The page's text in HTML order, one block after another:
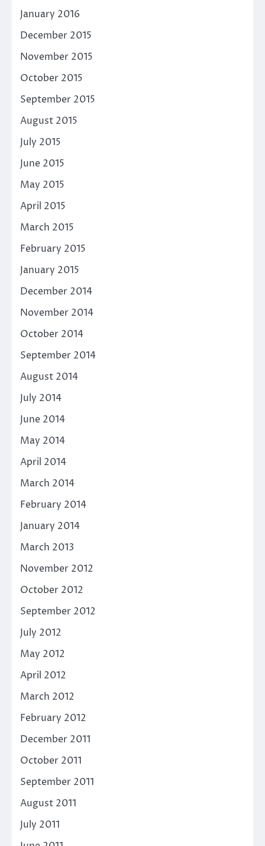
January 2016
December 2015
November 2015
October 2015
September 2015
August 2015
July 2015
June 2015
May 2015
April 2015
March 2015
February 2015
January 2015
December 2014
November 2014
October 2014
September 2014
August 2014
July 2014
June 2014
May 2014
April 2014
March 2014
February 2014
January 2014
March 2013
November 2012
October 2012
September 2012
July 2012
May 2012
April 2012
March 2012
February 2012
December 2011
October 2011
September 2011
August 2011
July 2011